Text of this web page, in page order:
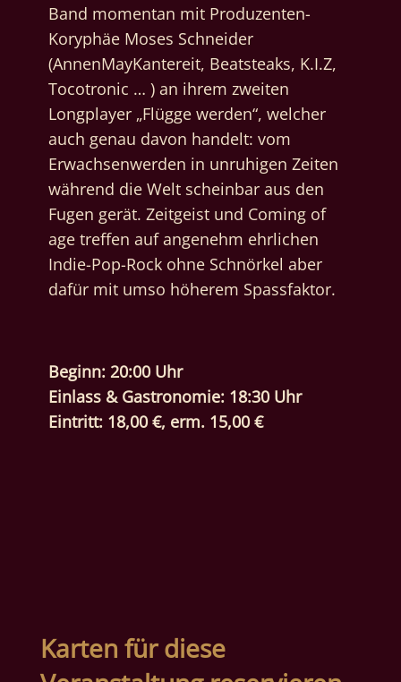
Band momentan mit Produzenten-
Koryphäe Moses Schneider
(AnnenMayKantereit, Beatsteaks, K.I.Z,
Tocotronic … ) an ihrem zweiten
Longplayer „Flügge werden“, welcher
auch genau davon handelt: vom
Erwachsenwerden in unruhigen Zeiten
während die Welt scheinbar aus den
Fugen gerät. Zeitgeist und Coming of
age treffen auf angenehm ehrlichen
Indie-Pop-Rock ohne Schnörkel aber
dafür mit umso höherem Spassfaktor.
Beginn: 20:00 Uhr
Einlass & Gastronomie: 18:30 Uhr
Eintritt: 18,00 €, erm. 15,00 €
Karten für diese